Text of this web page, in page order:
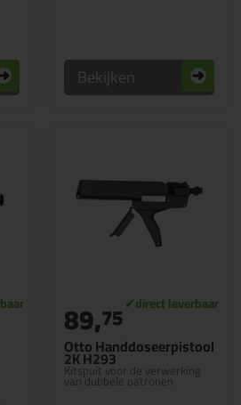
Bekijken
Otto Handdoseerpistool
2K H293
Kitspuit voor de verwerking
van dubbele patronen
89,75